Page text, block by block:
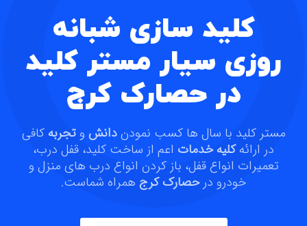
کلید سازی شبانه
روزی سیار مستر کلید
در حصارک کرج
مستر کلید با سال ها کسب نمودندانش وتجربهکافی
در ارائهکلیه خدمات اعم از ساخت کلید، قفل درب،
تعمیرات انواع قفل، باز کردن انواع درب های منزل و
خودرو درحصارک کرج همراه شماست.